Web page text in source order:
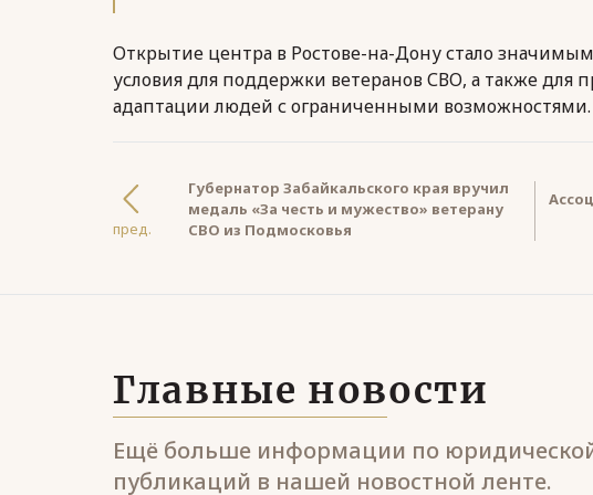
Открытие центра в Ростове-на-Дону стало
условия для поддержки ветеранов СВО, а также для
адаптации людей с ограниченными возможностями.
пред.
Губернатор Забайкальского края вручил
медаль «За честь и мужество» ветерану
СВО из Подмосковья
Главные новости
Ещё больше информации по
публикаций в нашей новостной ленте.